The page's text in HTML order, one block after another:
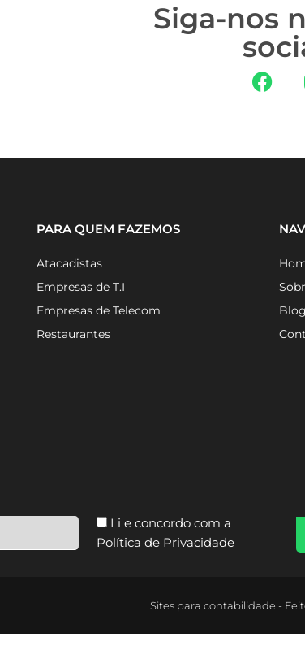
Siga-nos
PARA QUEM FAZEMOS
Atacadistas
Empresas de T.I
Empresas de Telecom
Restaurantes
Blog
Li e concordo com a
Política de Privacidade
Sites para contabilidade -